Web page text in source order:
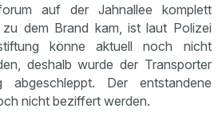
auf der Jahnallee komplett
dem Brand kam, ist laut Polizei
könne aktuell noch nicht
deshalb wurde der Transporter
abgeschleppt. Der entstandene
nicht beziffert werden.